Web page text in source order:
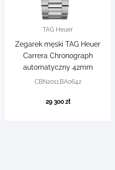
TAG Heuer
Zegarek męski TAG Heuer
Carrera Chronograph
automatyczny 42mm
CBN2011.BA0642
29 300 zł